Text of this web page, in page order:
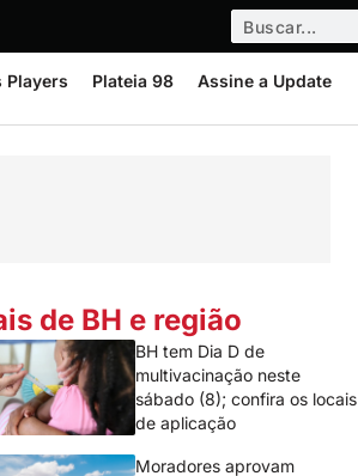
Players Plateia 98 Assine a Update
de BH e região
BH tem Dia D de
multivacinação neste
sábado (8); confira os locais
de aplicação
Moradores aprovam